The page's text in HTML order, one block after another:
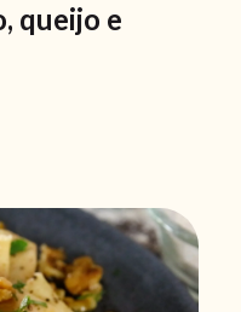
queijo e